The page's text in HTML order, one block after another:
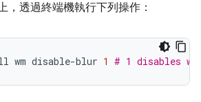
，透過終端機執行下列操作：
wm disable-blur 1 # 1 disables